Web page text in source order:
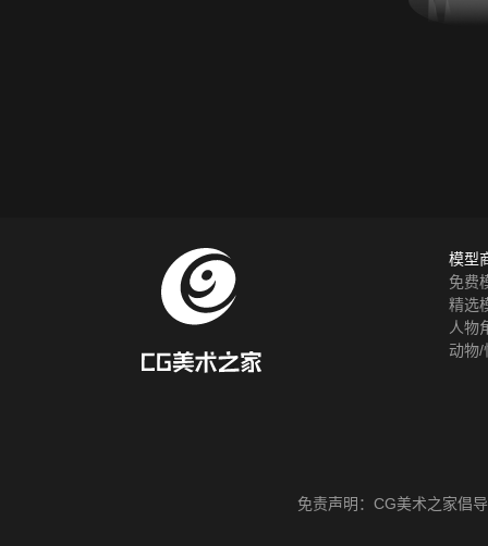
模型
免费
精选
人物
动物/
免责声明： CG美术之家倡